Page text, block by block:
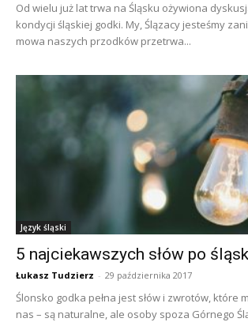
Od wielu już lat trwa na Śląsku ożywiona
kondycji śląskiej godki. My, Ślązacy jesteśmy
mowa naszych przodków przetrwa...
Język śląski
5 najciekawszych słów po
Łukasz Tudzierz - 29 października 2017
Ślonsko godka pełna jest słów i zwrotów, które
nas – są naturalne, ale osoby spoza Górnego